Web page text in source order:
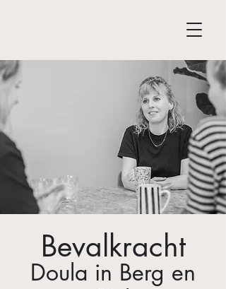
Bevalkracht
Doula in Berg en